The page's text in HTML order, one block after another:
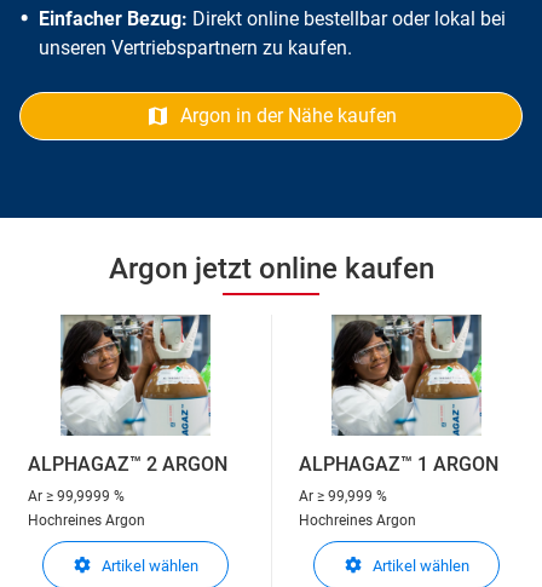
Einfacher Bezug: Direkt online bestellbar oder lokal bei
unseren Vertriebspartnern zu kaufen.
Argon in der Nähe kaufen
Argon jetzt online kaufen
ALPHAGAZ™ 2 ARGON
Ar ≥ 99,9999 %
Hochreines Argon
Artikel wählen
ALPHAGAZ™ 1 ARGON
Ar ≥ 99,999 %
Hochreines Argon
Artikel wählen